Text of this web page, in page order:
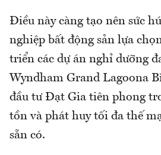
Điều này càng tạo nên sức
nghiệp bất động sản lựa
triển các dự án nghỉ dưỡng
Wyndham Grand Lagoona
đầu tư Đạt Gia tiên phong
tồn và phát huy tối đa thế
sẵn có.